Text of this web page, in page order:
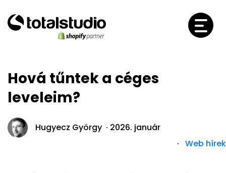
Hová tűntek a céges
leveleim?
Hugyecz György · 2026. január
· Web hírek